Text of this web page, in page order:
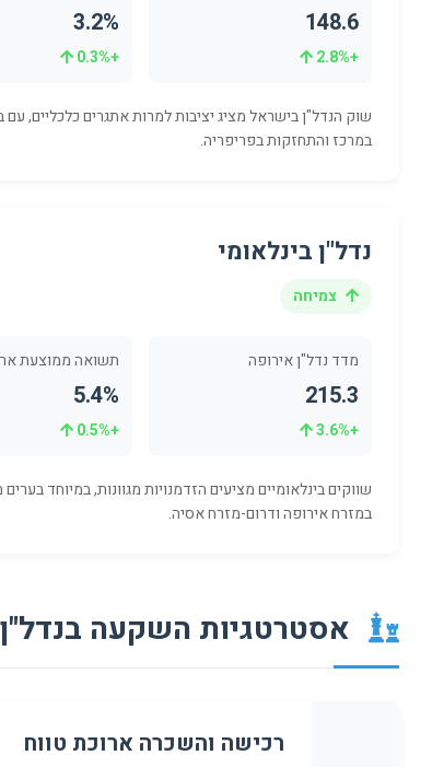
148.6
+2.8%
3.2%
+0.3%
שוק הנדל"ן בישראל מציג יציבות למרות אתגרים כלכליים, עם
במרכז והתחזקות בפריפריה.
נדל"ן בינלאומי
צמיחה
מדד נדל"ן אירופה
215.3
+3.6%
תשואה ממוצעת
5.4%
+0.5%
שווקים בינלאומיים מציעים הזדמנויות מגוונות, במיוחד
במזרח אירופה ודרום-מזרח אסיה.
אסטרטגיות השקעה בנדל"ן
רכישה והשכרה ארוכת טווח